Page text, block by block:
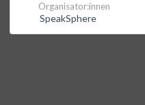
Organisator:innen
SpeakSphere